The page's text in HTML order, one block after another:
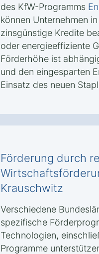
des KfW-Programms
können Unternehmen
zinsgünstige Kredite
oder energieeffiziente
Förderhöhe ist
und den eingesparten
Einsatz des neuen
Förderung durch
Krauschwitz
Verschiedene
spezifische
Technologien,
Programme